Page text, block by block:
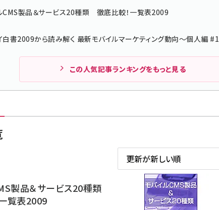
CMS製品＆サービス20種類 徹底比較！一覧表2009
白書2009から読み解く 最新モバイルマーケティング動向～個人編 #1
この人気記事ランキングをもっと見る
製品＆サービス20種類
覧表2009